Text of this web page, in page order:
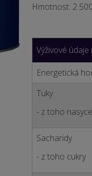
Hmotnost: 2 5
Výživové
Energetická
Tuky
- z toho
Sacharidy
- z toho cukry